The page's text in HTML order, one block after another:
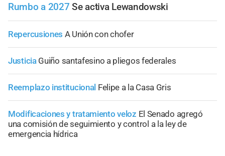
Rumbo a 2027 Se activa Lewandowski
Repercusiones A Unión con chofer
Justicia Guiño santafesino a pliegos federales
Reemplazo institucional Felipe a la Casa Gris
Modificaciones y tratamiento veloz El Senado agregó
una comisión de seguimiento y control a la ley de
emergencia hídrica